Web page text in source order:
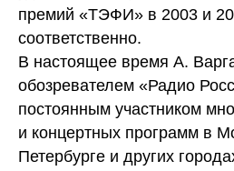
премий «ТЭФИ» в 2003 и
соответственно.
В настоящее время А.
обозревателем «Радио
постоянным участником
и концертных программ в
Петербурге и других